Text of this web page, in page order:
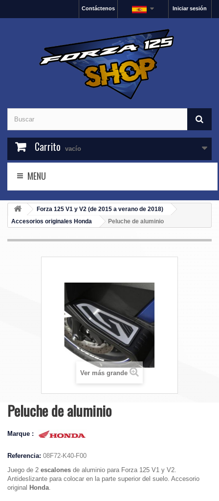
Iniciar sesión
Contáctenos
Carrito vacío
MENU
Forza 125 V1 y V2 (de 2015 a verano de 2018)
Accesorios originales Honda
Peluche de aluminio
Ver más grande
Peluche de aluminio
Marque :
Referencia: 08F72-K40-F00
Juego de 2 escalones de aluminio para Forza 125 V1 y V2.
Antideslizante para colocar en la parte superior del suelo. Accesorio
original Honda.